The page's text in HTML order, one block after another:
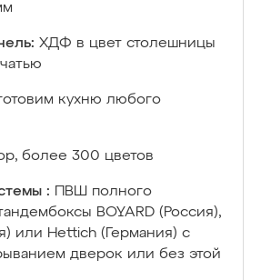
ХДФ в цвет столешницы
кухню любого
более 300 цветов
:
ПВШ полного
BOYARD (Россия),
или Hettich (Германия) с
дверок или без этой